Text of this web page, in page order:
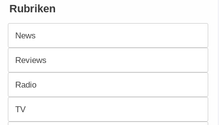
Rubriken
News
Reviews
Radio
TV